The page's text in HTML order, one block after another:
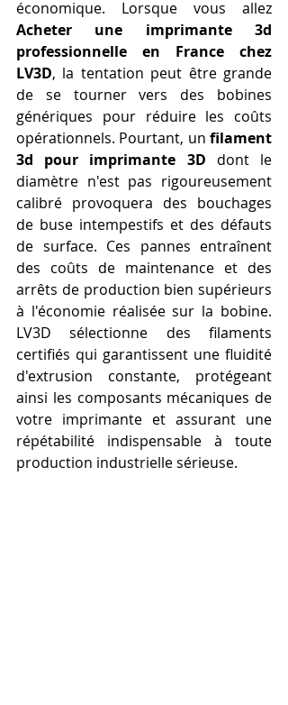
Acheter une imprimante 3d
professionnelle en France chez
LV3D, la tentation peut être grande
de se tourner vers des bobines
génériques pour réduire les coûts
opérationnels. Pourtant, un filament
3d pour imprimante 3D dont le
diamètre n'est pas rigoureusement
calibré provoquera des bouchages
de buse intempestifs et des défauts
de surface. Ces pannes entraînent
des coûts de maintenance et des
arrêts de production bien supérieurs
à l'économie réalisée sur la bobine.
LV3D sélectionne des filaments
certifiés qui garantissent une fluidité
d'extrusion constante, protégeant
ainsi les composants mécaniques de
votre imprimante et assurant une
répétabilité indispensable à toute
production industrielle sérieuse.